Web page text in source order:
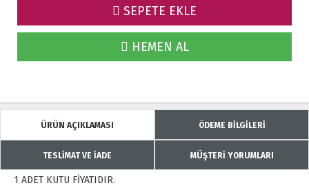
SEPETE EKLE
HEMEN AL
ÜRÜN AÇIKLAMASI ÖDEME BİLGİLERİ
TESLİMAT VE İADE MÜŞTERİ YORUMLARI
1 ADET KUTU FİYATIDIR.